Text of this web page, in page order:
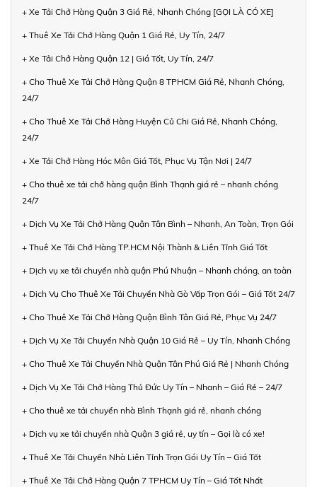
+ Xe Tải Chở Hàng Quận 3 Giá Rẻ, Nhanh Chóng [GỌI LÀ CÓ XE]
+ Thuê Xe Tải Chở Hàng Quận 1 Giá Rẻ, Uy Tín, 24/7
+ Xe Tải Chở Hàng Quận 12 | Giá Tốt, Uy Tín, 24/7
+ Cho Thuê Xe Tải Chở Hàng Quận 8 TPHCM Giá Rẻ, Nhanh Chóng,
24/7
+ Cho Thuê Xe Tải Chở Hàng Huyện Củ Chi Giá Rẻ, Nhanh Chóng,
24/7
+ Xe Tải Chở Hàng Hóc Môn Giá Tốt, Phục Vụ Tận Nơi | 24/7
+ Cho thuê xe tải chở hàng quận Bình Thạnh giá rẻ – nhanh chóng
24/7
+ Dịch Vụ Xe Tải Chở Hàng Quận Tân Bình – Nhanh, An Toàn, Trọn Gói
+ Thuê Xe Tải Chở Hàng TP.HCM Nội Thành & Liên Tỉnh Giá Tốt
+ Dịch vụ xe tải chuyển nhà quận Phú Nhuận – Nhanh chóng, an toàn
+ Dịch Vụ Cho Thuê Xe Tải Chuyển Nhà Gò Vấp Trọn Gói – Giá Tốt 24/7
+ Cho Thuê Xe Tải Chở Hàng Quận Bình Tân Giá Rẻ, Phục Vụ 24/7
+ Dịch Vụ Xe Tải Chuyển Nhà Quận 10 Giá Rẻ – Uy Tín, Nhanh Chóng
+ Cho Thuê Xe Tải Chuyển Nhà Quận Tân Phú Giá Rẻ | Nhanh Chóng
+ Dịch Vụ Xe Tải Chở Hàng Thủ Đức Uy Tín – Nhanh – Giá Rẻ – 24/7
+ Cho thuê xe tải chuyển nhà Bình Thạnh giá rẻ, nhanh chóng
+ Dịch vụ xe tải chuyển nhà Quận 3 giá rẻ, uy tín – Gọi là có xe!
+ Thuê Xe Tải Chuyển Nhà Liên Tỉnh Trọn Gói Uy Tín – Giá Tốt
+ Thuê Xe Tải Chở Hàng Quận 7 TPHCM Uy Tín – Giá Tốt Nhất